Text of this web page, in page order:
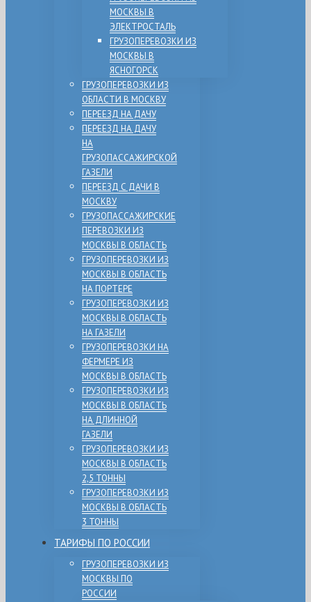
МОСКВЫ В
ЭЛЕКТРОСТАЛЬ
ГРУЗОПЕРЕВОЗКИ ИЗ
МОСКВЫ В
ЯСНОГОРСК
ГРУЗОПЕРЕВОЗКИ ИЗ
ОБЛАСТИ В МОСКВУ
ПЕРЕЕЗД НА ДАЧУ
ПЕРЕЕЗД НА ДАЧУ
НА
ГРУЗОПАССАЖИРСКОЙ
ГАЗЕЛИ
ПЕРЕЕЗД С ДАЧИ В
МОСКВУ
ГРУЗОПАССАЖИРСКИЕ
ПЕРЕВОЗКИ ИЗ
МОСКВЫ В ОБЛАСТЬ
ГРУЗОПЕРЕВОЗКИ ИЗ
МОСКВЫ В ОБЛАСТЬ
НА ПОРТЕРЕ
ГРУЗОПЕРЕВОЗКИ ИЗ
МОСКВЫ В ОБЛАСТЬ
НА ГАЗЕЛИ
ГРУЗОПЕРЕВОЗКИ НА
ФЕРМЕРЕ ИЗ
МОСКВЫ В ОБЛАСТЬ
ГРУЗОПЕРЕВОЗКИ ИЗ
МОСКВЫ В ОБЛАСТЬ
НА ДЛИННОЙ
ГАЗЕЛИ
ГРУЗОПЕРЕВОЗКИ ИЗ
МОСКВЫ В ОБЛАСТЬ
2,5 ТОННЫ
ГРУЗОПЕРЕВОЗКИ ИЗ
МОСКВЫ В ОБЛАСТЬ
3 ТОННЫ
ТАРИФЫ ПО РОССИИ
ГРУЗОПЕРЕВОЗКИ ИЗ
МОСКВЫ ПО
РОССИИ